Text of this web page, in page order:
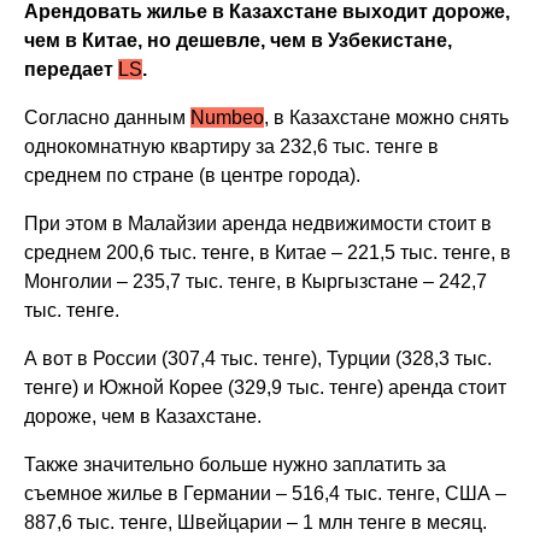
Арендовать жилье в Казахстане выходит дороже,
чем в Китае, но дешевле, чем в Узбекистане,
передает LS.
Согласно данным Numbeo, в Казахстане можно снять
однокомнатную квартиру за 232,6 тыс. тенге в
среднем по стране (в центре города).
При этом в Малайзии аренда недвижимости стоит в
среднем 200,6 тыс. тенге, в Китае – 221,5 тыс. тенге, в
Монголии – 235,7 тыс. тенге, в Кыргызстане – 242,7
тыс. тенге.
А вот в России (307,4 тыс. тенге), Турции (328,3 тыс.
тенге) и Южной Корее (329,9 тыс. тенге) аренда стоит
дороже, чем в Казахстане.
Также значительно больше нужно заплатить за
съемное жилье в Германии – 516,4 тыс. тенге, США –
887,6 тыс. тенге, Швейцарии – 1 млн тенге в месяц.